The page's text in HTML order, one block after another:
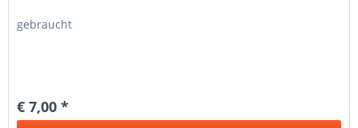
gebraucht
€ 7,00 *